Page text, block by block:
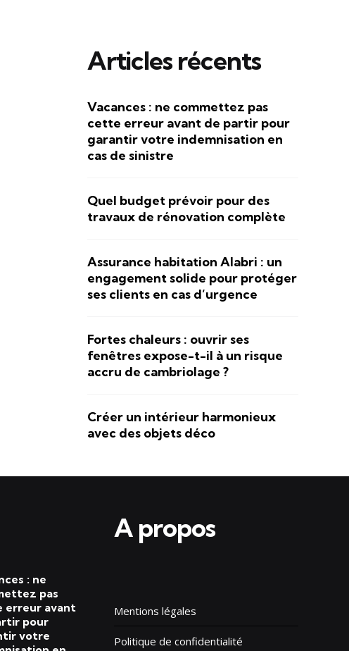
Articles récents
Vacances : ne commettez pas
cette erreur avant de partir pour
garantir votre indemnisation en
cas de sinistre
Quel budget prévoir pour des
travaux de rénovation complète
Assurance habitation Alabri : un
engagement solide pour protéger
ses clients en cas d’urgence
Fortes chaleurs : ouvrir ses
fenêtres expose-t-il à un risque
accru de cambriolage ?
Créer un intérieur harmonieux
avec des objets déco
: ne
pas
erreur avant
pour
votre
A propos
Mentions légales
Politique de confidentialité